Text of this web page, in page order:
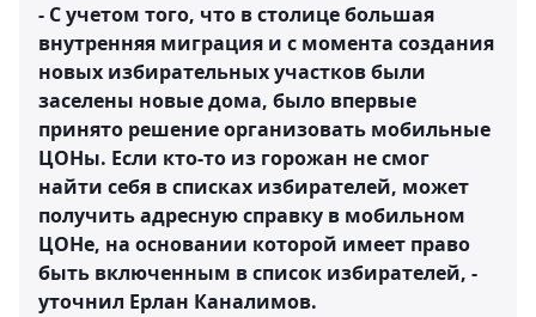
- С учетом того, что в столице большая
внутренняя миграция и с момента создания
новых избирательных участков были
заселены новые дома, было впервые
принято решение организовать мобильные
ЦОНы. Если кто-то из горожан не смог
найти себя в списках избирателей, может
получить адресную справку в мобильном
ЦОНе, на основании которой имеет право
быть включенным в список избирателей, -
уточнил Ерлан Каналимов.